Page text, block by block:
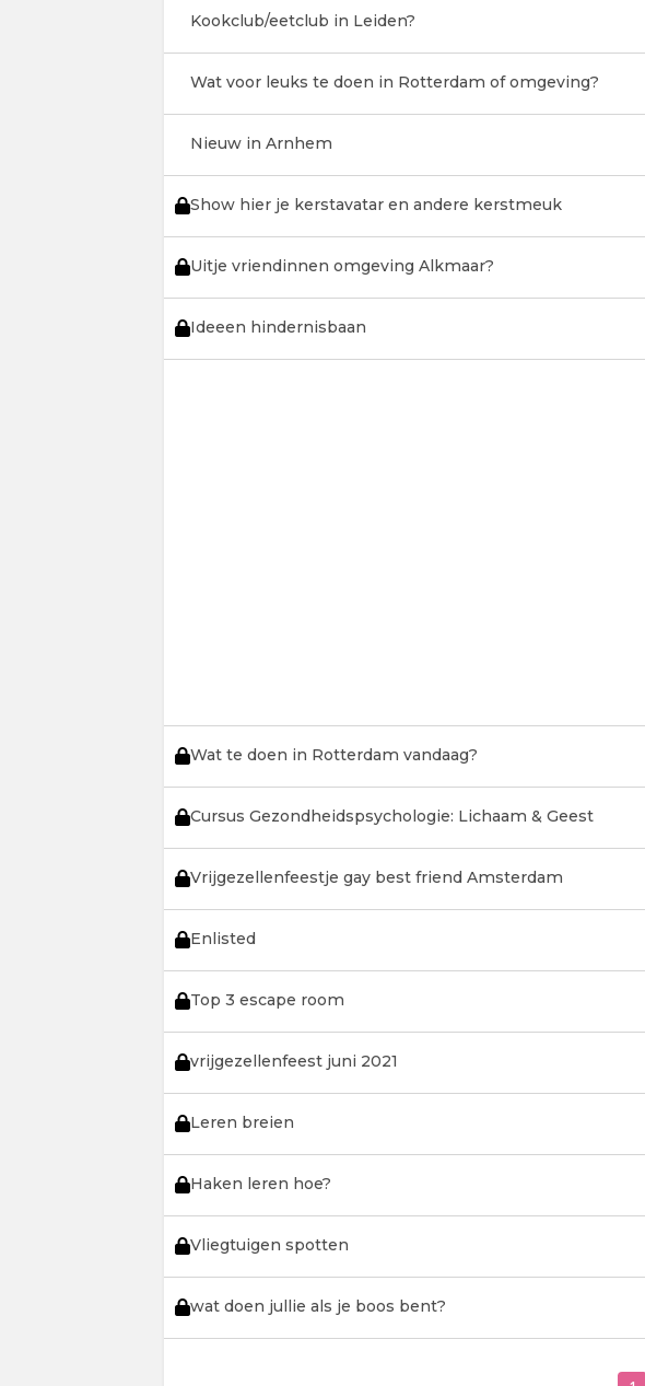
Kookclub/eetclub in Leiden?
Wat voor leuks te doen in Rotterdam of omgeving?
Nieuw in Arnhem
Show hier je kerstavatar en andere kerstmeuk
Uitje vriendinnen omgeving Alkmaar?
Ideeen hindernisbaan
Wat te doen in Rotterdam vandaag?
Cursus Gezondheidspsychologie: Lichaam & Geest
Vrijgezellenfeestje gay best friend Amsterdam
Enlisted
Top 3 escape room
vrijgezellenfeest juni 2021
Leren breien
Haken leren hoe?
Vliegtuigen spotten
wat doen jullie als je boos bent?